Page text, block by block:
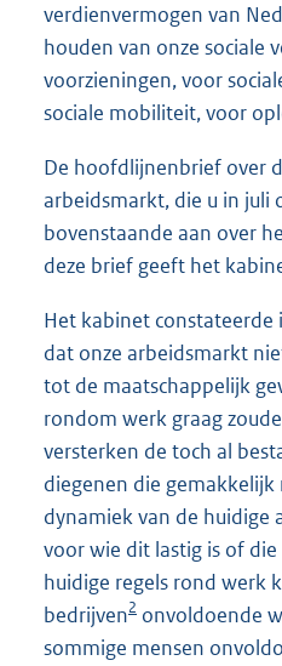
verdienvermogen van
houden van onze sociale
voorzieningen, voor
sociale mobiliteit, voor
De hoofdlijnenbrief over
arbeidsmarkt, die u in juli
bovenstaande aan over
deze brief geeft het
Het kabinet
dat onze arbeidsmarkt
tot de maatschappelijk
rondom werk graag
versterken de toch al
diegenen die
dynamiek van de huidige
voor wie dit lastig is of
huidige regels rond werk
bedrijven2 onvoldoende
sommige mensen